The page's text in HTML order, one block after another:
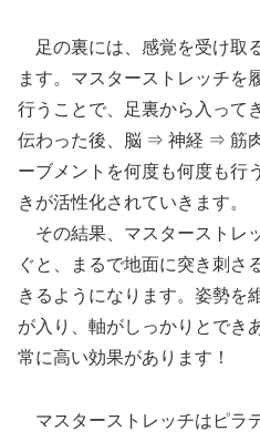
足の裏には、感覚を受け取
ます。マスターストレッチを
行うことで、足裏から入って
伝わった後、脳 ⇒ 神経 ⇒ 筋
ーブメントを何度も何度も行
きが活性化されていきます。
その結果、マスターストレ
ぐと、まるで地面に突き刺さ
きるようになります。姿勢を
が入り、軸がしっかりとでき
常に高い効果があります！
マスターストレッチはピラ